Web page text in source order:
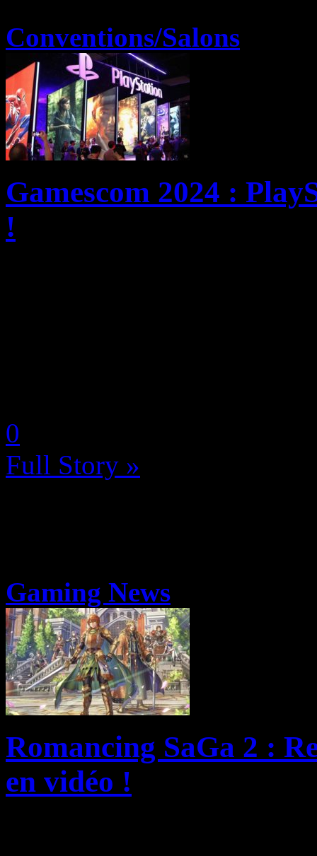
Conventions/Salons
Gamescom 2024 :
!
0
Full Story »
Gaming News
Romancing SaGa 2 :
en vidéo !